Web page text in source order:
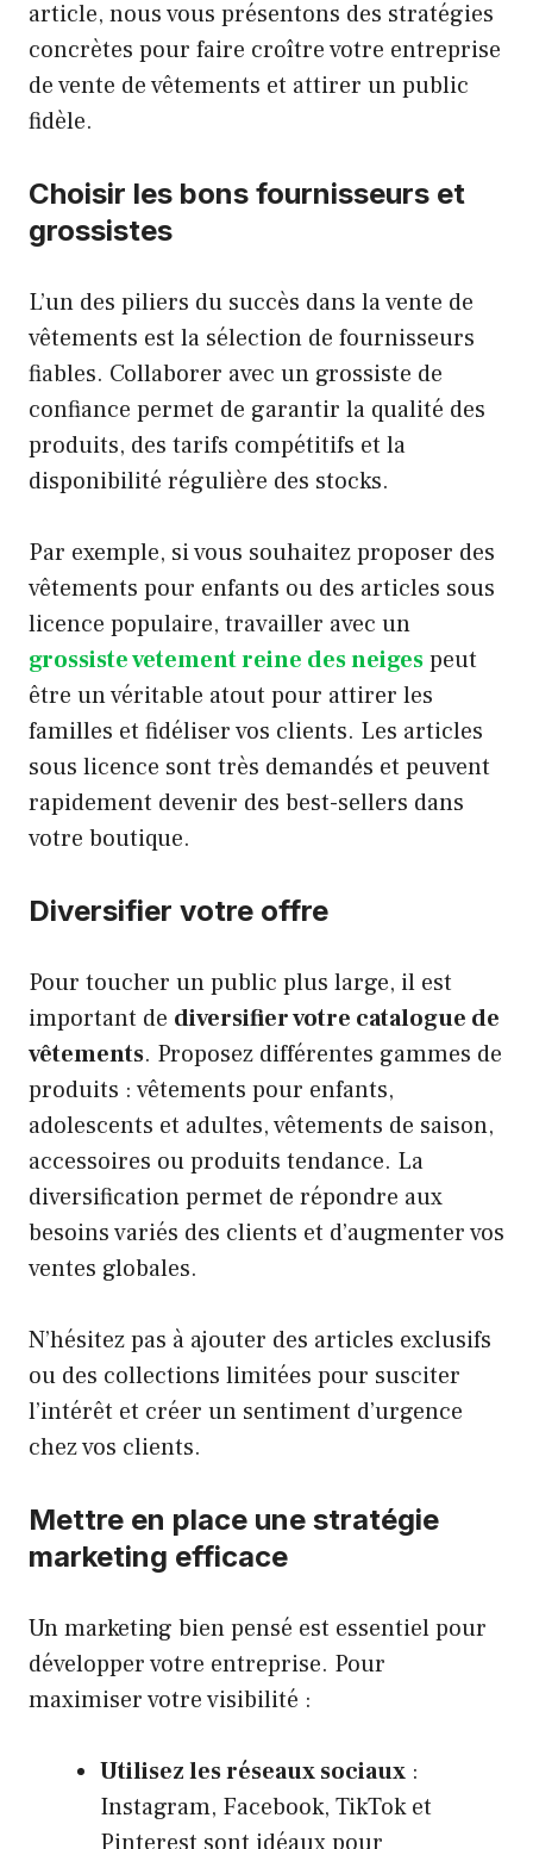
article, nous vous présentons des stratégies
concrètes pour faire croître votre entreprise
de vente de vêtements et attirer un public
fidèle.
Choisir les bons fournisseurs et
grossistes
L’un des piliers du succès dans la vente de
vêtements est la sélection de fournisseurs
fiables. Collaborer avec un grossiste de
confiance permet de garantir la qualité des
produits, des tarifs compétitifs et la
disponibilité régulière des stocks.
Par exemple, si vous souhaitez proposer des
vêtements pour enfants ou des articles sous
licence populaire, travailler avec un
grossiste vetement reine des neigespeut
être un véritable atout pour attirer les
familles et fidéliser vos clients. Les articles
sous licence sont très demandés et peuvent
rapidement devenir des best-sellers dans
votre boutique.
Diversifier votre offre
Pour toucher un public plus large, il est
important de diversifier votre catalogue de
vêtements. Proposez différentes gammes de
produits : vêtements pour enfants,
adolescents et adultes, vêtements de saison,
accessoires ou produits tendance. La
diversification permet de répondre aux
besoins variés des clients et d’augmenter vos
ventes globales.
N’hésitez pas à ajouter des articles exclusifs
ou des collections limitées pour susciter
l’intérêt et créer un sentiment d’urgence
chez vos clients.
Mettre en place une stratégie
marketing efficace
Un marketing bien pensé est essentiel pour
développer votre entreprise. Pour
maximiser votre visibilité :
Utilisez les réseaux sociaux :
Instagram, Facebook, TikTok et
Pinterest sont idéaux pour